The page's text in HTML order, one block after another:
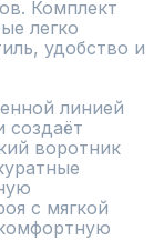
Комплект
легко
удобство и
линией
создаёт
воротник
с мягкой